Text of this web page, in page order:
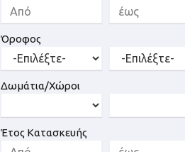
Όροφος
Δωμάτια/Χώροι
Έτος Κατασκευής